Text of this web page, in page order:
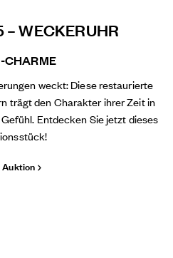
– WECKERUHR
CHARME
weckt: Diese restaurierte
trägt den Charakter ihrer Zeit in
Entdecken Sie jetzt dieses
Auktion